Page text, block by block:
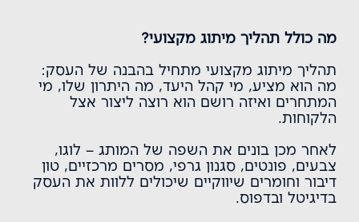
מה כולל תהליך מיתוג מקצועי?
תהליך מיתוג מקצועי מתחיל בהבנה של העסק:
מה הוא מציע, מי קהל היעד, מה היתרון שלו, מי
המתחרים ואיזה רושם הוא רוצה ליצור אצל
הלקוחות.
לאחר מכן בונים את השפה של המותג – לוגו,
צבעים, פונטים, סגנון גרפי, מסרים מרכזיים, טון
דיבור וחומרים שיווקיים שיכולים ללוות את העסק
בדיגיטל ובדפוס.